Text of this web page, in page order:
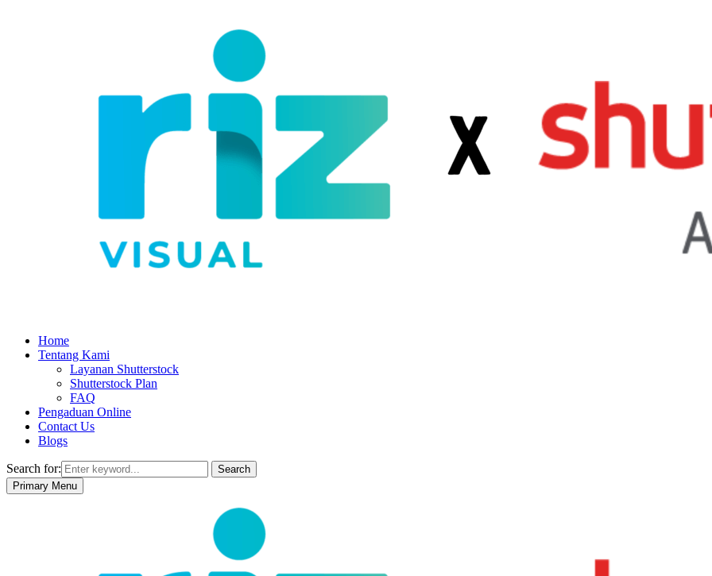
Home
Tentang Kami
Layanan Shutterstock
Shutterstock Plan
FAQ
Pengaduan Online
Contact Us
Blogs
Search for:
Search
Primary Menu